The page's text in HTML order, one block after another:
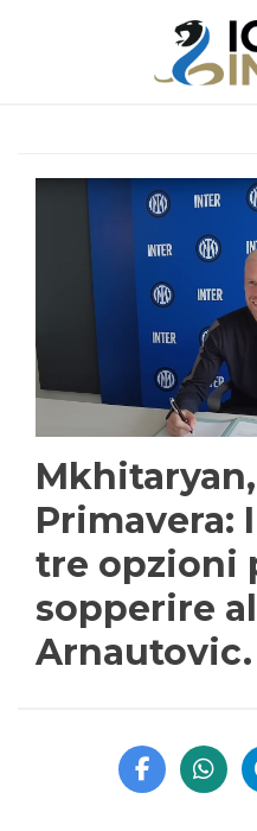
Primavera:
tre opzioni
sopperire